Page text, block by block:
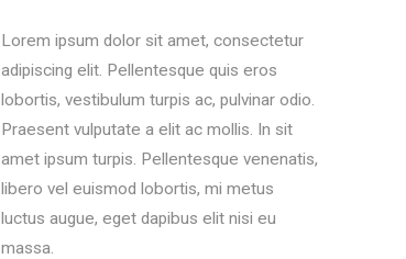
Lorem ipsum dolor sit amet, consectetur
adipiscing elit. Pellentesque quis eros
lobortis, vestibulum turpis ac, pulvinar odio.
Praesent vulputate a elit ac mollis. In sit
amet ipsum turpis. Pellentesque venenatis,
libero vel euismod lobortis, mi metus
luctus augue, eget dapibus elit nisi eu
massa.